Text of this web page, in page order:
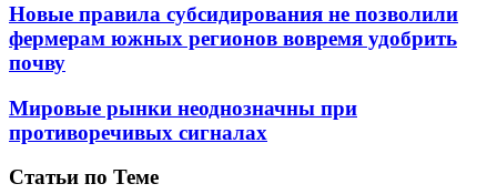
Новые правила субсидирования не позволили
фермерам южных регионов вовремя удобрить
почву
Мировые рынки неоднозначны при
противоречивых сигналах
Статьи по Теме